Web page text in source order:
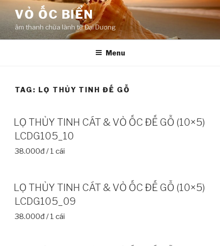
content
VỎ ỐC BIỂN
âm thanh chữa lành từ Đại Dương
Menu
TAG: LỌ THỦY TINH ĐẾ GỖ
LỌ THỦY TINH CÁT & VỎ ỐC ĐẾ GỖ (10×5)
LCDG105_10
38.000đ / 1 cái
LỌ THỦY TINH CÁT & VỎ ỐC ĐẾ GỖ (10×5)
LCDG105_09
38.000đ / 1 cái